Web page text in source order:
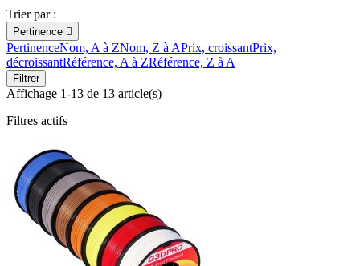
Trier par :
Pertinence 
PertinenceNom, A à ZNom, Z à APrix, croissantPrix,
décroissantRéférence, A à ZRéférence, Z à A
Filtrer
Affichage 1-13 de 13 article(s)
Filtres actifs